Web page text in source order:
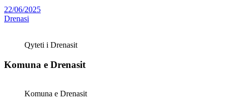
22/06/2025
Drenasi
Qyteti i Drenasit
Komuna e Drenasit
Komuna e Drenasit